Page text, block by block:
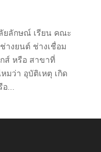
ยลักษณ์ เรียน คณะ
างยนต์ ช่างเชื่อม
ส์ หรือ สาขาที่
มว่า อุบัติเหตุ เกิด
...